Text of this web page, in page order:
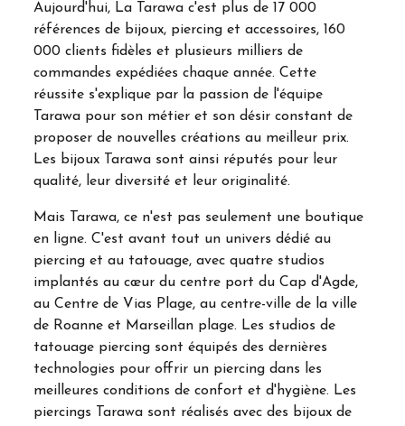
Aujourd'hui, La Tarawa c'est plus de 17 000
références de bijoux, piercing et accessoires, 160
000 clients fidèles et plusieurs milliers de
commandes expédiées chaque année. Cette
réussite s'explique par la passion de l'équipe
Tarawa pour son métier et son désir constant de
proposer de nouvelles créations au meilleur prix.
Les bijoux Tarawa sont ainsi réputés pour leur
qualité, leur diversité et leur originalité.
Mais Tarawa, ce n'est pas seulement une boutique
en ligne. C'est avant tout un univers dédié au
piercing et au tatouage, avec quatre studios
implantés au cœur du centre port du Cap d'Agde,
au Centre de Vias Plage, au centre-ville de la ville
de Roanne et Marseillan plage. Les studios de
tatouage piercing sont équipés des dernières
technologies pour offrir un piercing dans les
meilleures conditions de confort et d'hygiène. Les
piercings Tarawa sont réalisés avec des bijoux de